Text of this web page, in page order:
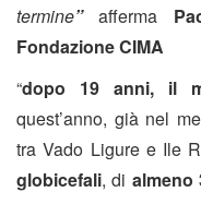
termine”afferma
Fondazione CIMA
“dopo 19 anni, il
quest’anno, già nel
tra Vado Ligure e Ile
globicefali, di almeno